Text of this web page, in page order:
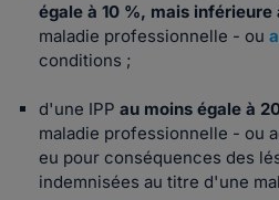
égale à 10 %, mais inférieure
maladie professionnelle - ou
conditions ;
d'une IPP au moins égale à
maladie professionnelle - ou
eu pour conséquences des
indemnisées au titre d'une